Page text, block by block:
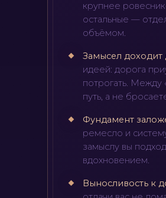
крупнее
остальные —
объёмом.
Замысел доходит
идеей: дорога
потрогать. Между
путь, а не
Фундамент
ремесло и
замыслу вы
вдохновением.
Выносливость к